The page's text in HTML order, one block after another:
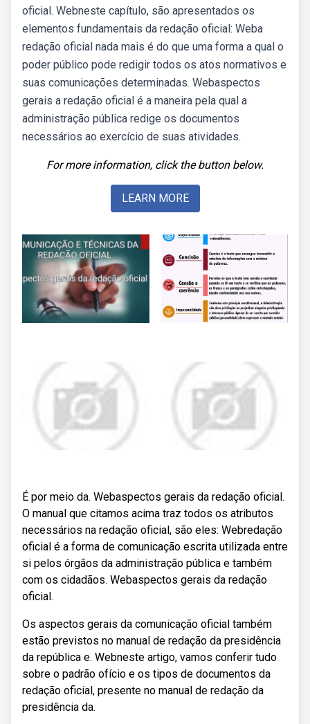
oficial. Webneste capítulo, são apresentados os
elementos fundamentais da redação oficial: Weba
redação oficial nada mais é do que uma forma a qual o
poder público pode redigir todos os atos normativos e
suas comunicações determinadas. Webaspectos
gerais a redação oficial é a maneira pela qual a
administração pública redige os documentos
necessários ao exercício de suas atividades.
For more information, click the button below.
LEARN MORE
É por meio da. Webaspectos gerais da redação oficial.
O manual que citamos acima traz todos os atributos
necessários na redação oficial, são eles: Webredação
oficial é a forma de comunicação escrita utilizada entre
si pelos órgãos da administração pública e também
com os cidadãos. Webaspectos gerais da redação
oficial.
Os aspectos gerais da comunicação oficial também
estão previstos no manual de redação da presidência
da república e. Webneste artigo, vamos conferir tudo
sobre o padrão ofício e os tipos de documentos da
redação oficial, presente no manual de redação da
presidência da.